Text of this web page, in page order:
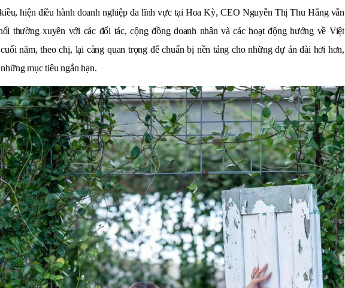
hiện điều hành doanh nghiệp đa lĩnh vực tại Hoa Kỳ, CEO Nguyễn Thị Thu Hằng vẫn
thường xuyên với các đối tác, cộng đồng doanh nhân và các hoạt động hướng về Việt
năm, theo chị, lại càng quan trọng để chuẩn bị nền tảng cho những dự án dài hơi hơn,
mục tiêu ngắn hạn.